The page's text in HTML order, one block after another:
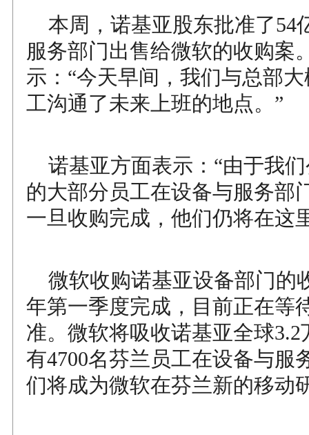
本周，诺基亚股东批准了54
服务部门出售给微软的收购案
示：“今天早间，我们与总部
工沟通了未来上班的地点。”
诺基亚方面表示：“由于我
的大部分员工在设备与服务部
一旦收购完成，他们仍将在这
微软收购诺基亚设备部门的
年第一季度完成，目前正在等
准。微软将吸收诺基亚全球3.2
有4700名芬兰员工在设备与服
们将成为微软在芬兰新的移动